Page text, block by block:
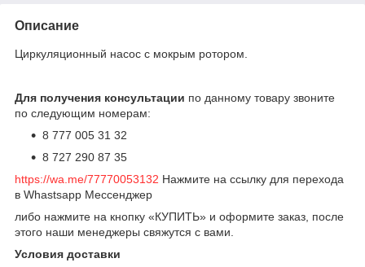
Описание
Циркуляционный насос с мокрым ротором.
Для получения консультации по данному товару звоните
по следующим номерам:
8 777 005 31 32
8 727 290 87 35
https://wa.me/77770053132 Нажмите на ссылку для перехода
в Whastsapp Мессенджер
либо нажмите на кнопку «КУПИТЬ» и оформите заказ, после
этого наши менеджеры свяжутся с вами.
Условия доставки